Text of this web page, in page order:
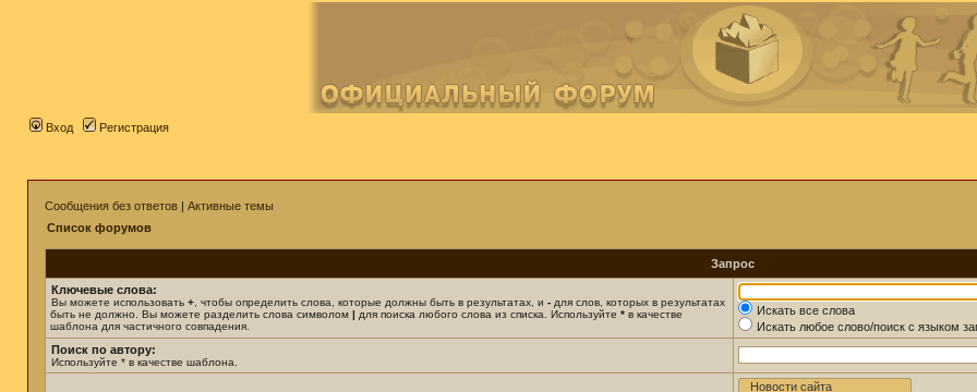
Вход Регистрация
Сообщения без ответов | Активные темы
Список форумов
Запрос
Ключевые слова:
Вы можете использовать + , чтобы определить слова, которые должны быть в результатах, и - для слов, которых в результатах
быть не должно. Вы можете разделить слова символом | для поиска любого слова из списка. Используйте * в качестве
шаблона для частичного совпадения.
Искать все слова
Искать любое слово/поиск с языком
Поиск по автору:
Используйте * в качестве шаблона.